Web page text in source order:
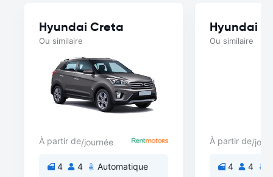
Hyundai Creta
Ou similaire
À partir de/journée
4 4 Automatique
Hyundai
Ou similaire
À partir de/
4 4